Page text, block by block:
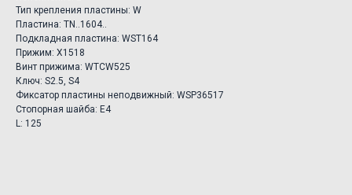
Тип крепления пластины: W
Пластина: TN..1604..
Подкладная пластина: WST164
Прижим: X1518
Винт прижима: WTCW525
Ключ: S2.5, S4
Фиксатор пластины неподвижный: WSP36517
Стопорная шайба: E4
L: 125